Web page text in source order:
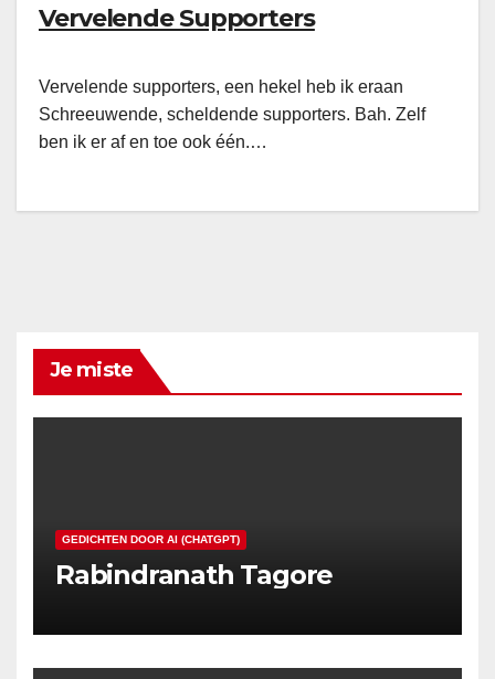
Vervelende Supporters
Vervelende supporters, een hekel heb ik eraan
Schreeuwende, scheldende supporters. Bah. Zelf
ben ik er af en toe ook één.…
Je miste
GEDICHTEN DOOR AI (CHATGPT)
Rabindranath Tagore